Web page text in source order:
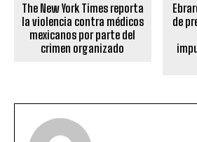
The New York Times reporta
la violencia contra médicos
mexicanos por parte del
crimen organizado
de